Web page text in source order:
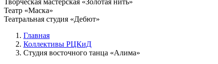
Театр «Маска»
Театральная студия «Дебют»
Главная
Коллективы РЦКиД
Студия восточного танца «Алима»